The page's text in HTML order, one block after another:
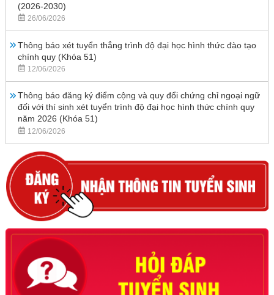
(2026-2030)
26/06/2026
Thông báo xét tuyển thẳng trình độ đại học hình thức đào tạo
chính quy (Khóa 51)
12/06/2026
Thông báo đăng ký điểm cộng và quy đổi chứng chỉ ngoại ngữ
đối với thí sinh xét tuyển trình độ đại học hình thức chính quy
năm 2026 (Khóa 51)
12/06/2026